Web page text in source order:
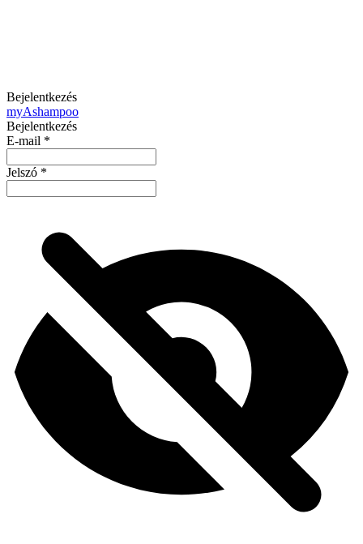
Bejelentkezés
myAshampoo
Bejelentkezés
E-mail *
Jelszó *